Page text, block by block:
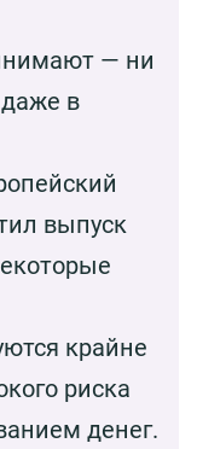
— ни
в
выпуск
крайне
риска
денег.